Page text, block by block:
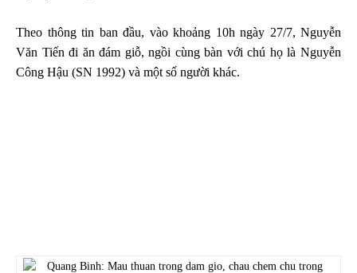
Theo thông tin ban đầu, vào khoảng 10h ngày 27/7, Nguyễn
Văn Tiến đi ăn đám giỗ, ngồi cùng bàn với chú họ là Nguyễn
Công Hậu (SN 1992) và một số người khác.